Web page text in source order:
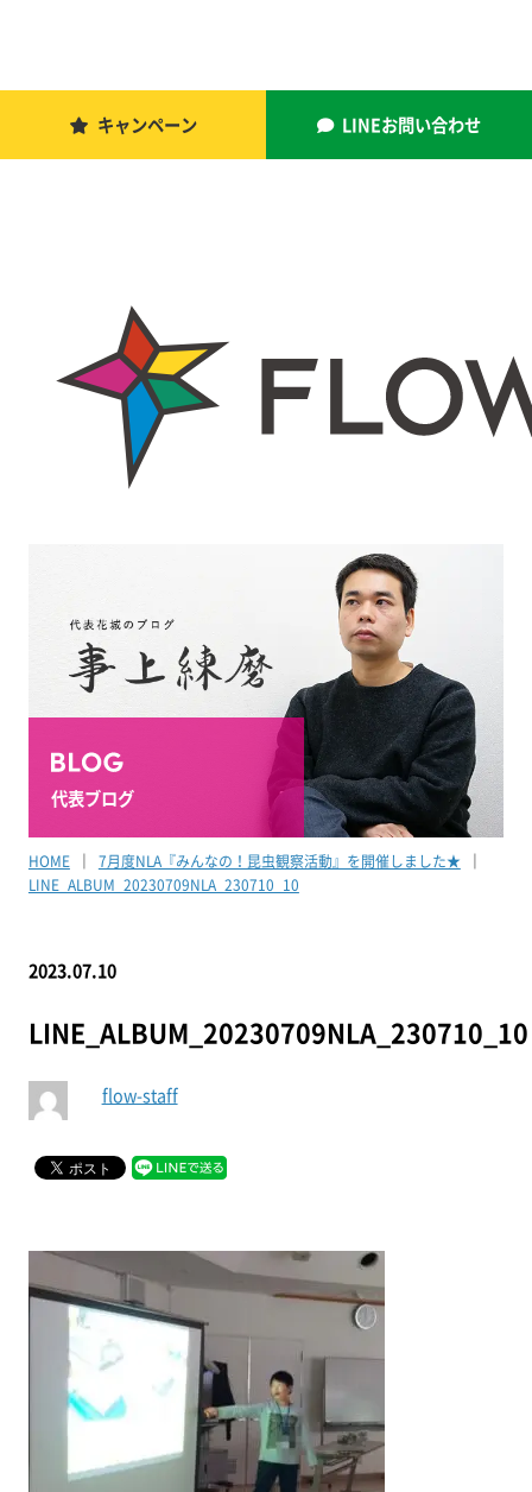
キャンペーン LINEお問い合わせ
代表ブログ
HOME
7月度NLA『みんなの！昆虫観察活動』を開催しました★
LINE_ALBUM_20230709NLA_230710_10
2023.07.10
LINE_ALBUM_20230709NLA_230710_10
flow-staff